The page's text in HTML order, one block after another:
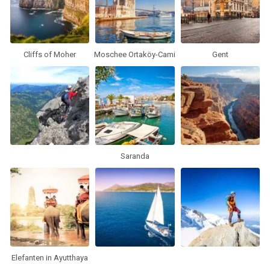
Cliffs of Moher Moschee Ortaköy-Cami Gent
Saranda
Elefanten in Ayutthaya